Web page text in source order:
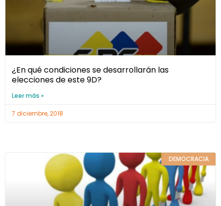
¿En qué condiciones se desarrollarán las
elecciones de este 9D?
Leer más »
7 diciembre, 2018
DEMOCRACIA